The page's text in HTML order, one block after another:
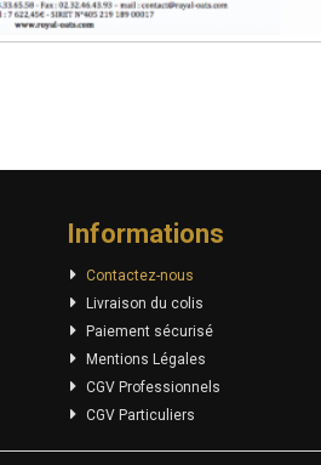
Informations
Contactez-nous
Livraison du colis
Paiement sécurisé
Mentions Légales
CGV Professionnels
CGV Particuliers